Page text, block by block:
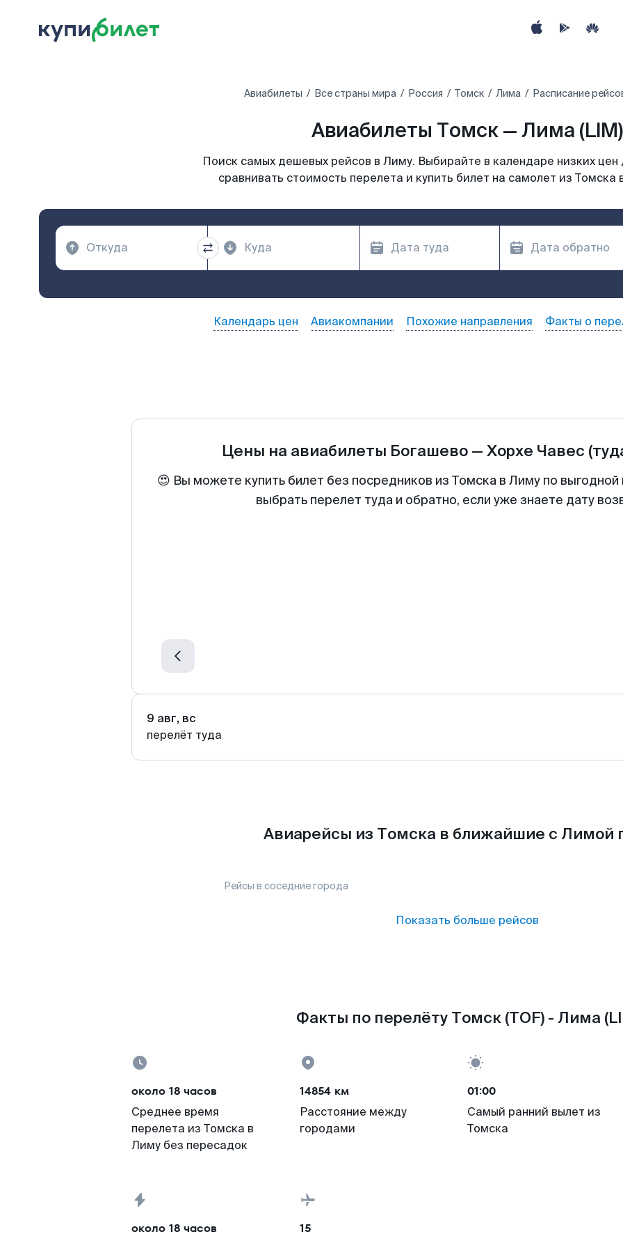
Авиабилеты Все страны мира Россия Томск Лима Расписание
Авиабилеты Томск — Лима (LIM)
Поиск самых дешевых рейсов в Лиму. Выбирайте в календаре низких цен
сравнивать стоимость перелета и купить билет на самолет из Томска
Календарь цен Авиакомпании Похожие направления Факты о
Цены на авиабилеты Богашево — Хорхе Чавес
😍 Вы можете купить билет без посредников из Томска в Лиму по
выбрать перелет туда и обратно, если уже знаете дату
9 авг, вс
перелёт туда
Авиарейсы из Томска в ближайшие с Лимой
Рейсы в соседние города
Показать больше рейсов
Факты по перелёту Томск (TOF) - Лима
около 18 часов
Среднее время
перелета из Томска в
Лиму без пересадок
14854 км
Расстояние между
городами
01:00
Самый ранний вылет из
Томска
около 18 часов 15